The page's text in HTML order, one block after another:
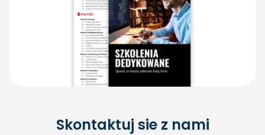
Skontaktuj sie z nami